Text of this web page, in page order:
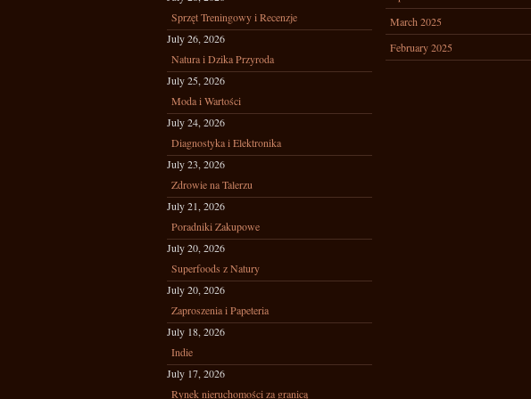
Sprzęt Treningowy i Recenzje
July 26, 2026
Natura i Dzika Przyroda
July 25, 2026
Moda i Wartości
July 24, 2026
Diagnostyka i Elektronika
July 23, 2026
Zdrowie na Talerzu
July 21, 2026
Poradniki Zakupowe
July 20, 2026
Superfoods z Natury
July 20, 2026
Zaproszenia i Papeteria
July 18, 2026
Indie
July 17, 2026
Rynek nieruchomości za granicą
March 2025
February 2025